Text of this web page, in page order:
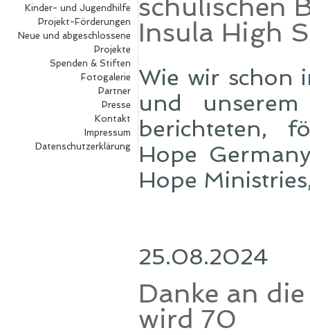
Kinder- und Jugendhilfe
Projekt-Förderungen
Neue und abgeschlossene
Projekte
Spenden & Stiften
Fotogalerie
Partner
Presse
Kontakt
Impressum
Datenschutzerklärung
schulischen
Insula High
Wie wir schon
und
berichteten,
Hope
Hope
25.08.2024
Danke an
wird 70